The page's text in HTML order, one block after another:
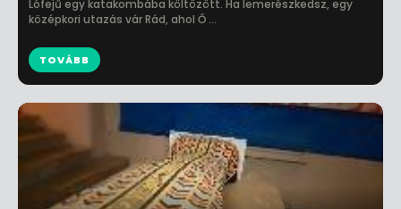
Lófejű egy katakombába költözött. Ha lemerészkedsz, egy
középkori utazás vár Rád, ahol Ő ...
TOVÁBB